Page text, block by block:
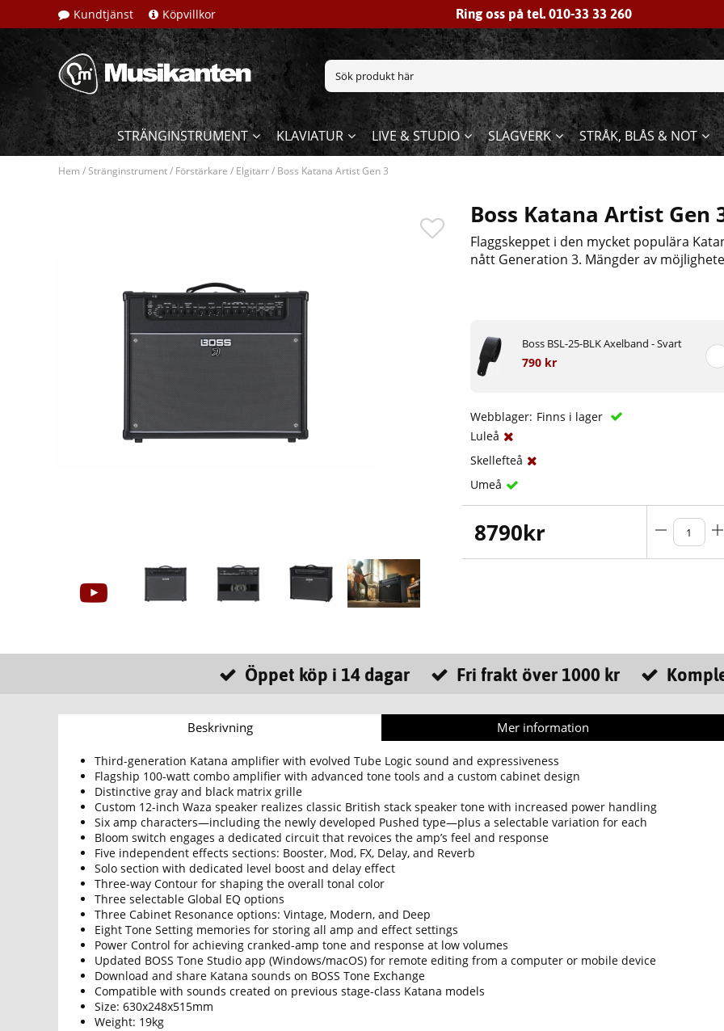
Kundtjänst Köpvillkor Ring oss på tel. 010-33 33 260
STRÄNGINSTRUMENT KLAVIATUR LIVE & STUDIO SLAGVERK STRÅK, BLÅS & NOT
Hem /Stränginstrument/ Förstärkare / Elgitarr/ Boss Katana Artist Gen 3
Boss Katana Artist Gen
Flaggskeppet i den mycket populära
nått Generation 3. Mängder av
Boss BSL-25-BLK Axelband - Svart
790 kr
Webblager: Finns i lager
Luleå
Skellefteå
Umeå
8790kr
Öppet köp i 14 dagar Fri frakt över 1000 kr
Beskrivning Mer information
Third-generation Katana amplifier with evolved Tube Logic sound and expressiveness
Flagship 100-watt combo amplifier with advanced tone tools and a custom cabinet design
Distinctive gray and black matrix grille
Custom 12-inch Waza speaker realizes classic British stack speaker tone with increased power handling
Six amp characters—including the newly developed Pushed type—plus a selectable variation for each
Bloom switch engages a dedicated circuit that revoices the amp’s feel and response
Five independent effects sections: Booster, Mod, FX, Delay, and Reverb
Solo section with dedicated level boost and delay effect
Three-way Contour for shaping the overall tonal color
Three selectable Global EQ options
Three Cabinet Resonance options: Vintage, Modern, and Deep
Eight Tone Setting memories for storing all amp and effect settings
Power Control for achieving cranked-amp tone and response at low volumes
Updated BOSS Tone Studio app (Windows/macOS) for remote editing from a computer or mobile device
Download and share Katana sounds on BOSS Tone Exchange
Compatible with sounds created on previous stage-class Katana models
Size: 630x248x515mm
Weight: 19kg